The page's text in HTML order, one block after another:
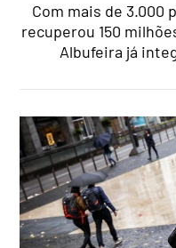
Com mais de 3.000
recuperou 150
Albufeira já